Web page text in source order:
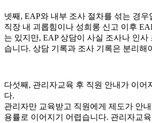
넷째, EAP와 내부 조사 절차를 섞는 경우
직장 내 괴롭힘이나 성희롱 신고 이후
는 있지만, EAP 상담이 사실 조사나 인
습니다. 상담 기록과 조사 기록은 분리해
다섯째, 관리자교육 후 직원 안내가 이어
다.
관리자만 교육받고 직원에게 제도가 안내
용률로 이어지기 어렵습니다. 관리자교